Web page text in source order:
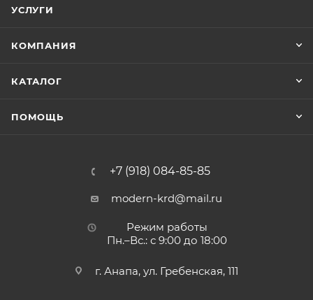
УСЛУГИ
КОМПАНИЯ
КАТАЛОГ
ПОМОЩЬ
+7 (918) 084-85-85
modern-krd@mail.ru
Режим работы
Пн.–Вс.: с 9:00 до 18:00
г. Анапа, ул. Гребенская, 111